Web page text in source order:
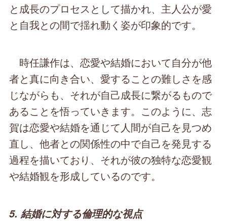
と成長のプロセスとして描かれ、主人公が愛
と自我との間で揺れ動く姿が印象的です。
時任謙作は、恋愛や結婚において自分が他
者と真に向き合い、愛することの難しさを感
じながらも、それが自己成長に繋がるもので
あることを悟っていきます。このように、志
賀は恋愛や結婚を通じて人間が自己を見つめ
直し、他者との関係性の中で自己を発見する
過程を描いており、それが彼の独特な恋愛観
や結婚観を形成しているのです。
5. 結婚に対する倫理的な視点